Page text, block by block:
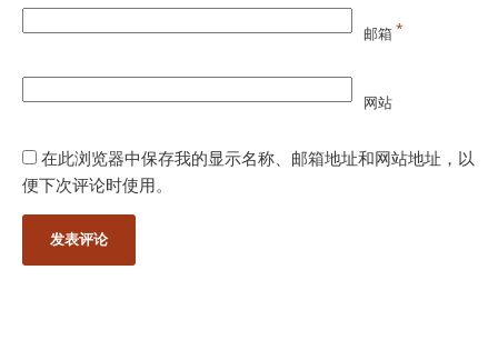
邮箱*
网站
在此浏览器中保存我的显示名称、邮箱地址和网站地址，以
便下次评论时使用。